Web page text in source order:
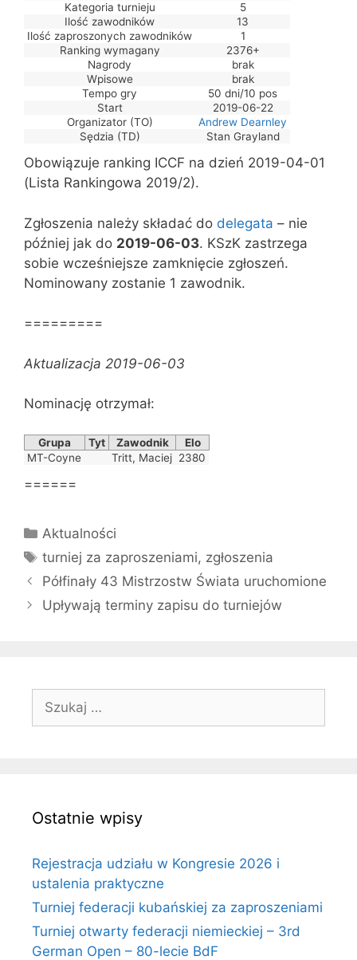
Kategoria turnieju
5
Ilość zawodników
13
Ilość zaproszonych zawodników
1
Ranking wymagany
2376+
Nagrody
brak
Wpisowe
brak
Tempo gry
50 dni/10 pos
Start
2019-06-22
Organizator (TO)
Andrew Dearnley
Sędzia (TD)
Stan Grayland
Obowiązuje ranking ICCF na dzień 2019-04-01
(Lista Rankingowa 2019/2).
Zgłoszenia należy składać do delegata – nie
później jak do 2019-06-03. KSzK zastrzega
sobie wcześniejsze zamknięcie zgłoszeń.
Nominowany zostanie 1 zawodnik.
=========
Aktualizacja 2019-06-03
Nominację otrzymał:
Grupa Tyt Zawodnik
Elo
MT-Coyne
Tritt, Maciej 2380
======
Kategorie
Aktualności
Tagi
turniej za zaproszeniami, zgłoszenia
Półfinały 43 Mistrzostw Świata uruchomione
Upływają terminy zapisu do turniejów
Ostatnie wpisy
Rejestracja udziału w Kongresie 2026 i
ustalenia praktyczne
Turniej federacji kubańskiej za zaproszeniami
Turniej otwarty federacji niemieckiej – 3rd
German Open – 80-lecie BdF